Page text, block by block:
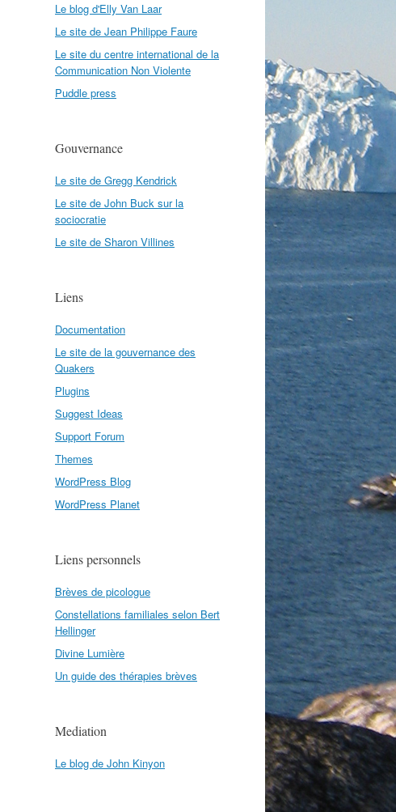
Le blog d'Elly Van Laar
Le site de Jean Philippe Faure
Le site du centre international de la
Communication Non Violente
Puddle press
Gouvernance
Le site de Gregg Kendrick
Le site de John Buck sur la
sociocratie
Le site de Sharon Villines
Liens
Documentation
Le site de la gouvernance des
Quakers
Plugins
Suggest Ideas
Support Forum
Themes
WordPress Blog
WordPress Planet
Liens personnels
Brèves de picologue
Constellations familiales selon Bert
Hellinger
Divine Lumière
Un guide des thérapies brèves
Mediation
Le blog de John Kinyon